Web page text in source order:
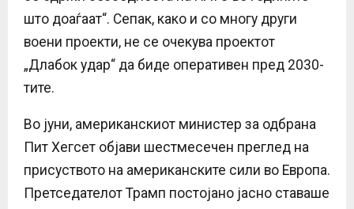
што доаѓаат“. Сепак, како и со многу други
воени проекти, не се очекува проектот
„Длабок удар“ да биде оперативен пред 2030-
тите.
Во јуни, американскиот министер за одбрана
Пит Хегсет објави шестмесечен преглед на
присуството на американските сили во Европа.
Претседателот Трамп постојано јасно ставаше